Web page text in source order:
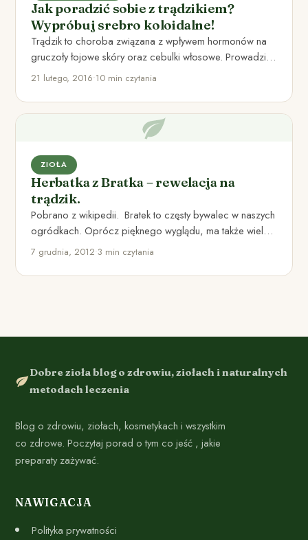
Jak poradzić sobie z trądzikiem?
Wypróbuj srebro koloidalne!
Trądzik to choroba związana z wpływem hormonów na
gruczoły łojowe skóry oraz cebulki włosowe. Prowadzi to
do zatkania…
21 lutego, 2016•10 min czytania
ZIOŁA
Herbatka z Bratka – rewelacja na
trądzik.
Pobrano z wikipedii. Bratek to częsty bywalec w naszych
ogródkach. Oprócz pięknego wyglądu, ma także wiele
do zaoferowania…
7 grudnia, 2012•3 min czytania
Dobre zioła blog o zdrowiu, ziołach i naturalnych
metodach leczenia
Blog o zdrowiu, ziołach, kosmetykach i wszystkim
co zdrowe. Poczytaj porad o tym co jeść , jakie
preparaty zażywać.
NAWIGACJA
Polityka prywatności